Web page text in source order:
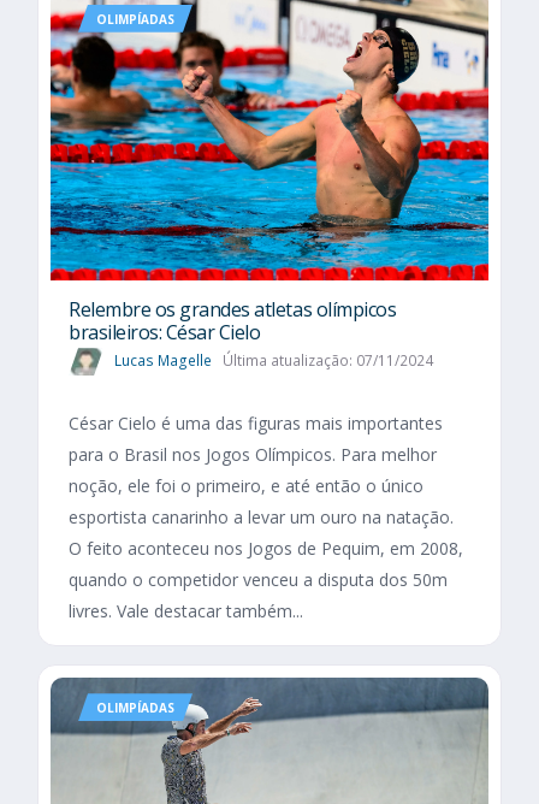
OLIMPÍADAS
Relembre os grandes atletas olímpicos
brasileiros: César Cielo
Lucas Magelle Última atualização: 07/11/2024
César Cielo é uma das figuras mais importantes
para o Brasil nos Jogos Olímpicos. Para melhor
noção, ele foi o primeiro, e até então o único
esportista canarinho a levar um ouro na natação.
O feito aconteceu nos Jogos de Pequim, em 2008,
quando o competidor venceu a disputa dos 50m
livres. Vale destacar também...
OLIMPÍADAS